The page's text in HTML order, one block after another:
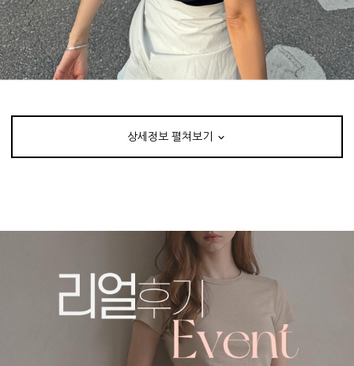
상세정보 펼쳐보기